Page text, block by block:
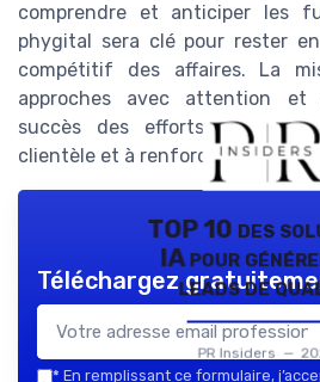
comprendre et anticiper les
phygital sera clé pour rester
compétitif des affaires. La
approches avec attention et
succès des efforts visant à
clientèle et à renforcer la
TOP 10 des
IA pour
leads de
PR Insiders —
Téléchargez
* En remplissant ce formulaire,